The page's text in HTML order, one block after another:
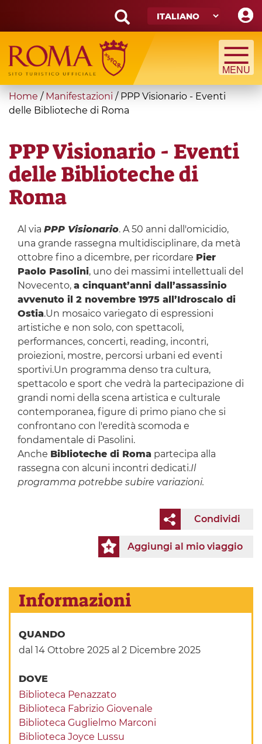
main
content
Search
form
Cerca
You
are
Home / Manifestazioni / PPP Visionario - Eventi
delle Biblioteche di Roma
PPP Visionario - Eventi
delle Biblioteche di
Roma
Al via PPP Visionario. A 50 anni dall'omicidio,
una grande rassegna multidisciplinare, da metà
ottobre fino a dicembre, per ricordare Pier
Paolo Pasolini, uno dei massimi intellettuali del
Novecento, a cinquant’anni dall’assassinio
avvenuto il 2 novembre 1975 all’Idroscalo di
Ostia.Un mosaico variegato di espressioni
artistiche e non solo, con spettacoli,
performances, concerti, reading, incontri,
proiezioni, mostre, percorsi urbani ed eventi
sportivi.Un programma denso tra cultura,
spettacolo e sport che vedrà la partecipazione di
grandi nomi della scena artistica e culturale
contemporanea, figure di primo piano che si
confrontano con l'eredità scomoda e
fondamentale di Pasolini.
Anche Biblioteche di Roma partecipa alla
rassegna con alcuni incontri dedicati.Il
programma potrebbe subire variazioni.
Condividi
Aggiungi al mio viaggio
Informazioni
QUANDO
dal 14 Ottobre 2025 al 2 Dicembre 2025
DOVE
Biblioteca Penazzato
Biblioteca Fabrizio Giovenale
Biblioteca Guglielmo Marconi
Biblioteca Joyce Lussu